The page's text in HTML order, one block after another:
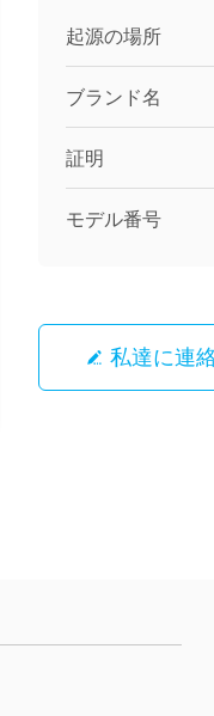
起源の場所
ブランド名
証明
モデル番号
私達に連